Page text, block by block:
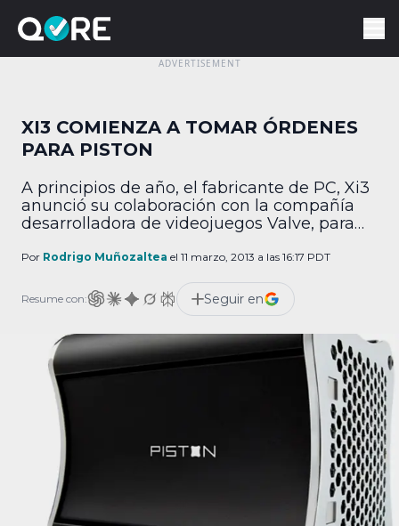
XI3 COMIENZA A TOMAR ÓRDENES
PARA PISTON
A principios de año, el fabricante de PC, Xi3
anunció su colaboración con la compañía
desarrolladora de videojuegos Valve, para
computadora diseñada específicamente
digital Steam. En palabras de Jason A.
Sullivan, gerente general de Xi3: “Este nuevo
sistema promete dar acceso a miles de […]
Por Rodrigo Muñozaltea el 11 marzo, 2013 a las 16:17 PDT
Resume con: Seguir en